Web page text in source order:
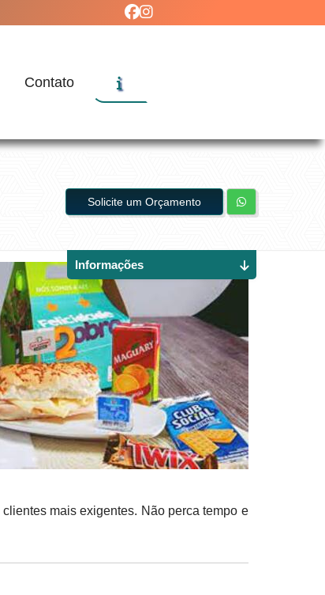
Contato
Solicite um Orçamento
mais exigentes. Não perca tempo e
Informações